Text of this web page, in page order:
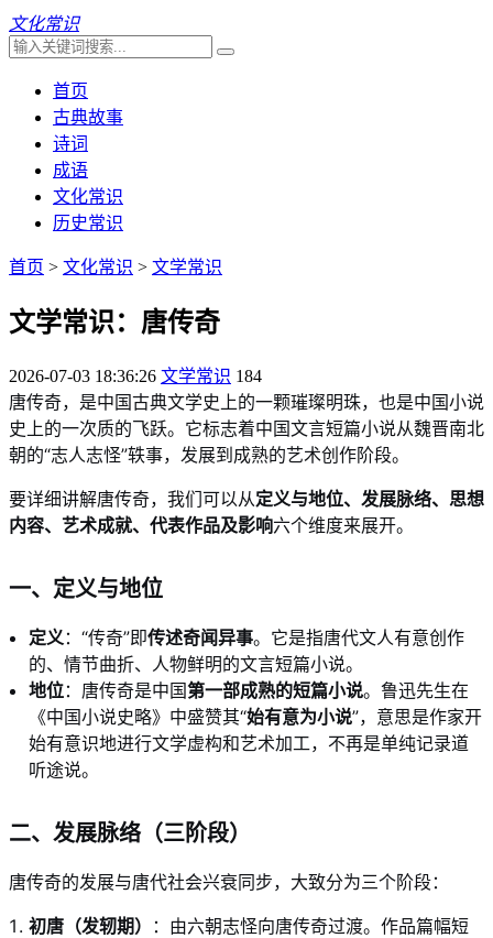
文化常识
首页
古典故事
诗词
成语
文化常识
历史常识
首页 > 文化常识 > 文学常识
文学常识：唐传奇
2026-07-03 18:36:26 文学常识 184
唐传奇，是中国古典文学史上的一颗璀璨明珠，也是中国小说
史上的一次质的飞跃。它标志着中国文言短篇小说从魏晋南北
朝的“志人志怪”轶事，发展到成熟的艺术创作阶段。
要详细讲解唐传奇，我们可以从定义与地位、发展脉络、思想
内容、艺术成就、代表作品及影响六个维度来展开。
一、定义与地位
定义 ：“传奇”即传述奇闻异事。它是指唐代文人有意创作
的、情节曲折、人物鲜明的文言短篇小说。
地位：唐传奇是中国第一部成熟的短篇小说。鲁迅先生在
《中国小说史略》中盛赞其“始有意为小说”，意思是作家开
始有意识地进行文学虚构和艺术加工，不再是单纯记录道
听途说。
二、发展脉络（三阶段）
唐传奇的发展与唐代社会兴衰同步，大致分为三个阶段：
初唐（发轫期）
：由六朝志怪向唐传奇过渡。作品篇幅短